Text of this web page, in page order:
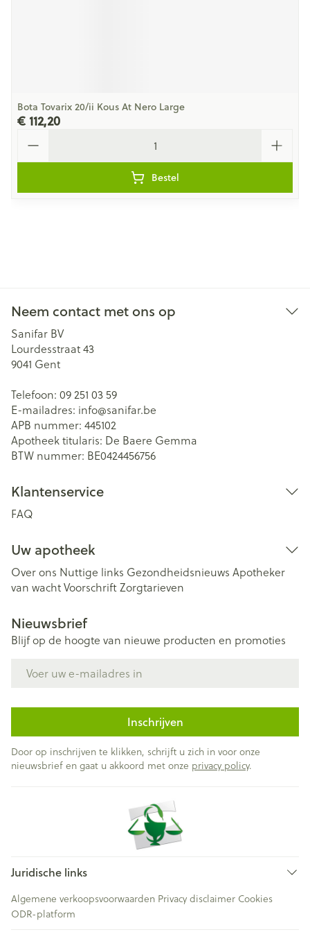
Bota Tovarix 20/ii Kous At Nero Large
€ 112,20
Bestel
Neem contact met ons op
Sanifar BV
Lourdesstraat 43
9041 Gent
Telefoon: 09 251 03 59
E-mailadres: info@sanifar.be
APB nummer: 445102
Apotheek titularis: De Baere Gemma
BTW nummer: BE0424456756
Klantenservice
FAQ
Uw apotheek
Over ons Nuttige links Gezondheidsnieuws Apotheker
van wachtVoorschriftZorgtarieven
Nieuwsbrief
Blijf op de hoogte van nieuwe producten en promoties
Inschrijven
Door op inschrijven te klikken, schrijft u zich in voor onze
nieuwsbrief en gaat u akkoord met onze privacy policy.
Juridische links
Algemene verkoopsvoorwaarden Privacy disclaimer Cookies
ODR-platform